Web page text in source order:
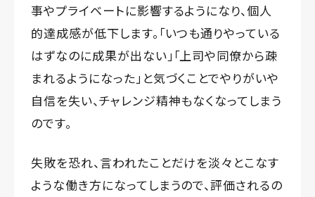
事やプライベートに影響するようになり、個人
的達成感が低下します。「いつも通りやっている
はずなのに成果が出ない」「上司や同僚から疎
まれるようになった」と気づくことでやりがいや
自信を失い、チャレンジ精神もなくなってしまう
のです。
失敗を恐れ、言われたことだけを淡々とこなす
ような働き方になってしまうので、評価されるの